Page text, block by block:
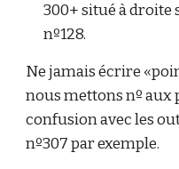
300+ situé à
nº128.
Ne jamais écrire
nous mettons nº aux
confusion avec les
nº307 par exemple.